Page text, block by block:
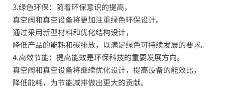
3.绿色环保：随着环保意识的提高，
真空阀和真空设备将更加注重绿色环保设计。
通过采用新型材料和优化结构设计，
降低产品的能耗和碳排放，以满足绿色可持续发展的要求。
4.高效节能：提高能效是环保科技的重要发展方向。
真空阀和真空设备将继续优化设计，提高设备的能效比，
降低能耗，为节能减排做出更大的贡献。